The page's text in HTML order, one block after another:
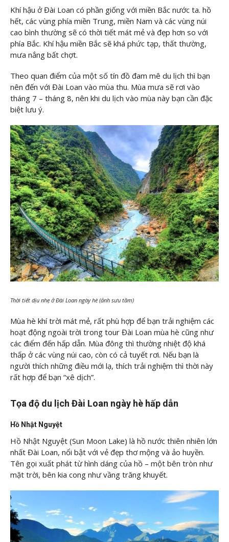
Khí hậu ở Đài Loan có phần giống với miền Bắc nước ta. hồ
hết, các vùng phía miền Trung, miền Nam và các vùng núi
cao bình thường sẽ có thời tiết mát mẻ và đẹp hơn so với
phía Bắc. Khí hậu miền Bắc sẽ khá phức tạp, thất thường,
mưa nắng bất chợt.
Theo quan điểm của một số tín đồ đam mê du lịch thì bạn
nên đến với Đài Loan vào mùa thu. Mùa mưa sẽ rơi vào
tháng 7 – tháng 8, nên khi du lịch vào mùa này bạn cần đặc
biệt lưu ý.
Thời tiết dịu nhẹ ở Đài Loan ngày hè (ảnh sưu tầm)
Mùa hè khí trời mát mẻ, rất phù hợp để bạn trải nghiệm các
hoạt động ngoài trời trong tour Đài Loan mùa hè cũng như
các điểm đến hấp dẫn. Mùa đông thì thường nhiệt độ khá
thấp ở các vùng núi cao, còn có cả tuyết rơi. Nếu bạn là
người thích những điều mới lạ, thích trải nghiệm thì thời này
rất hợp để bạn “xê dịch”.
Tọa độ du lịch Đài Loan ngày hè hấp dẫn
Hồ Nhật Nguyệt
Hồ Nhật Nguyệt (Sun Moon Lake) là hồ nước thiên nhiên lớn
nhất Đài Loan, nổi bật với vẻ đẹp thơ mộng và ảo huyền.
Tên gọi xuất phát từ hình dáng của hồ – một bên tròn như
mặt trời, bên kia cong như vầng trăng khuyết.